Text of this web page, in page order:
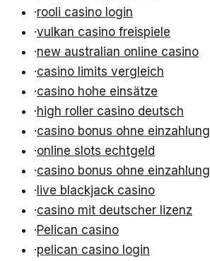
·rooli casino login
·vulkan casino freispiele
·new australian online casino
·casino limits vergleich
·casino hohe einsätze
·high roller casino deutsch
·casino bonus ohne einzahlung
·online slots echtgeld
·casino bonus ohne einzahlung
·live blackjack casino
·casino mit deutscher lizenz
·Pelican casino
·pelican casino login